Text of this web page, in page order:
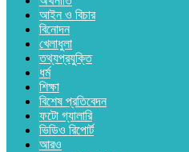
আইন ও বিচার
বিনোদন
খেলাধুলা
তথ্যপ্রযুক্তি
ধর্ম
শিক্ষা
বিশেষ প্রতিবেদন
ফটো গ্যালারি
ভিডিও রিপোর্ট
আরও